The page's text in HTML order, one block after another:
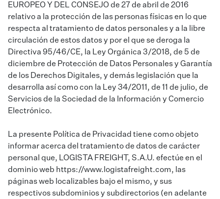
EUROPEO Y DEL CONSEJO de 27 de abril de 2016
relativo a la protección de las personas físicas en lo que
respecta al tratamiento de datos personales y a la libre
circulación de estos datos y por el que se deroga la
Directiva 95/46/CE, la Ley Orgánica 3/2018, de 5 de
diciembre de Protección de Datos Personales y Garantía
de los Derechos Digitales, y demás legislación que la
desarrolla así como con la Ley 34/2011, de 11 de julio, de
Servicios de la Sociedad de la Información y Comercio
Electrónico.
La presente Política de Privacidad tiene como objeto
informar acerca del tratamiento de datos de carácter
personal que, LOGISTA FREIGHT, S.A.U. efectúe en el
dominio web https://www.logistafreight.com, las
páginas web localizables bajo el mismo, y sus
respectivos subdominios y subdirectorios (en adelante